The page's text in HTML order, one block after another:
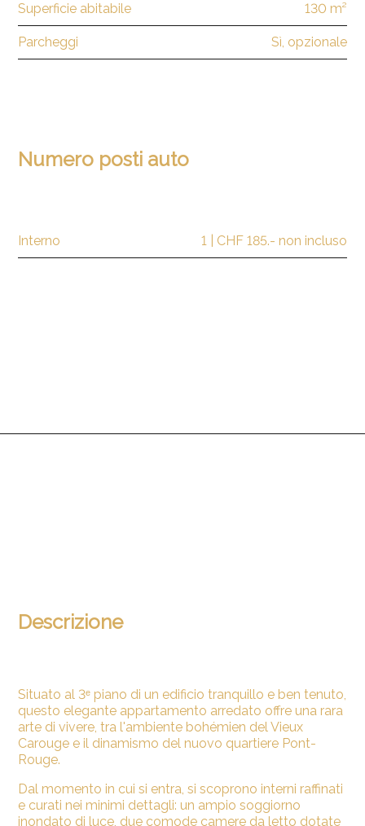
Descrizione
Situato al 3ᵉ piano di un edificio tranquillo e ben tenuto,
questo elegante appartamento arredato offre una rara
arte di vivere, tra l'ambiente bohémien del Vieux
Carouge e il dinamismo del nuovo quartiere Pont-
Rouge.
Dal momento in cui si entra, si scoprono interni raffinati
e curati nei minimi dettagli: un ampio soggiorno
inondato di luce, due comode camere da letto dotate
Superficie abitabile 130 m²
Parcheggi Sì, opzionale
Numero posti auto
Interno 1 | CHF 185.- non incluso